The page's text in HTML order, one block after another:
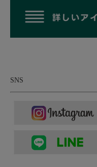
いるので、着心地も快適
1076):5号を獲得した素材
玉のできる度合い」を評
襟のついたポロタイプの
開けてオープンカラーシ
な雰囲気と大人っぽさが
着です。是非お試しくださ
SNS